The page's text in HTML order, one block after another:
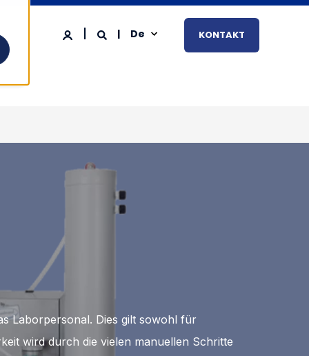
De KONTAKT
Laborpersonal. Dies gilt sowohl für
wird durch die vielen manuellen Schritte